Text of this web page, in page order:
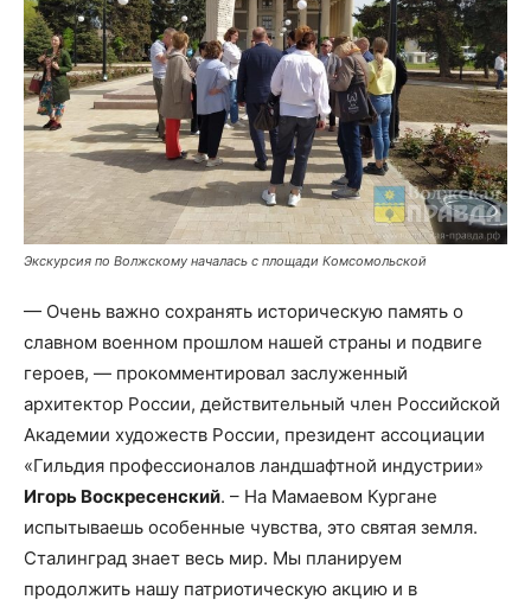
Экскурсия по Волжскому началась с площади Комсомольской
— Очень важно сохранять историческую память о
славном военном прошлом нашей страны и подвиге
героев, — прокомментировал заслуженный
архитектор России, действительный член Российской
Академии художеств России, президент ассоциации
«Гильдия профессионалов ландшафтной индустрии»
Игорь Воскресенский. – На Мамаевом Кургане
испытываешь особенные чувства, это святая земля.
Сталинград знает весь мир. Мы планируем
продолжить нашу патриотическую акцию и в